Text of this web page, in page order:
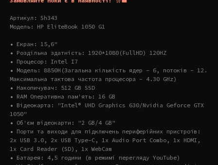
Артикул: Sh343
Модель: HP EliteBook 1050 G1
• Екран: 15,6"
• Роздільна здатність: 1920*1080(FullHD) 120HZ
• Процесор: Intel I7
• Модель: 8850H(Загальна кількість ядер – 6, потоків – 12.
Максимальна тактова частота процесора – 4.30 GHz)
• Накопичувач: 512 GB SSD
• RAM Оперативна пам'ять: 16 GB
• Відеокарта: "Intel® UHD Graphics 630/Nvidia Geforce GTX
1050"
• Об'єм відеокарти: "2 GB/4 GB"
• Порти та виходи для підключень периферійних пристроїв:
2x USB 3.0, 2x USB Type-C, 1x Audio Port Combo, 1x HDMI,
1x Card Reader (SD), 1x WebCam
• Батарея: 4,5 години (в режимі перегляду YouTube)